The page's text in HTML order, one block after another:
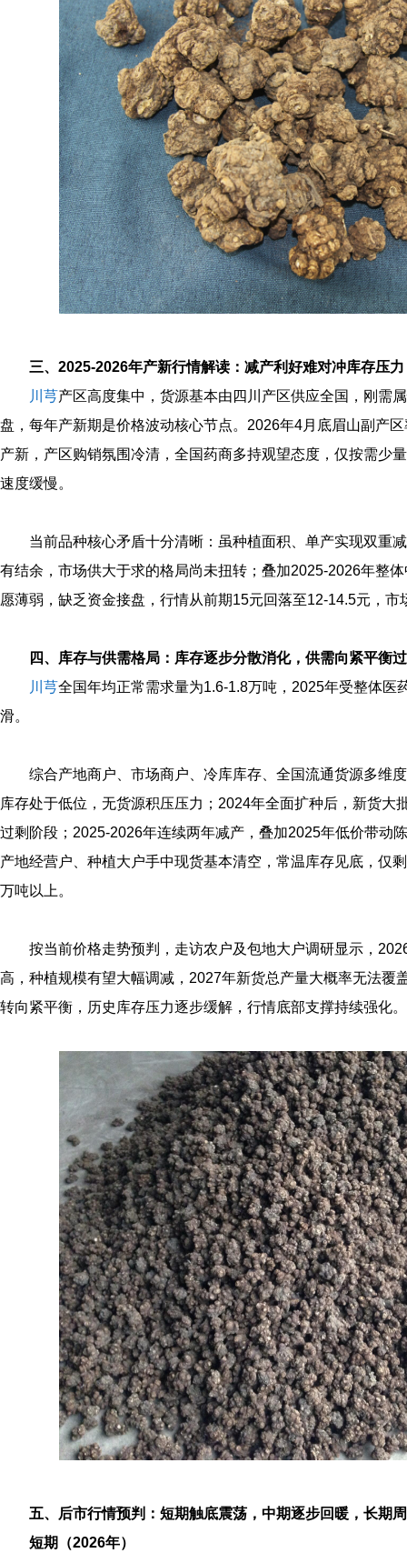
三、2025‑2026年产新行情解读：减产利好难对冲库存压
川芎产区高度集中，货源基本由四川产区供应全国，刚需
盘，每年产新期是价格波动核心节点。2026年4月底眉山副产
产新，产区购销氛围冷清，全国药商多持观望态度，仅按需少
速度缓慢。
当前品种核心矛盾十分清晰：虽种植面积、单产实现双重
有结余，市场供大于求的格局尚未扭转；叠加2025‑2026年整
愿薄弱，缺乏资金接盘，行情从前期15元回落至12‑14.5元，市
四、库存与供需格局：库存逐步分散消化，供需向紧平衡
川芎全国年均正常需求量为1.6‑1.8万吨，2025年受整体
滑。
综合产地商户、市场商户、冷库库存、全国流通货源多维
库存处于低位，无货源积压压力；2024年全面扩种后，新货大
过剩阶段；2025‑2026年连续两年减产，叠加2025年低价带动
产地经营户、种植大户手中现货基本清空，常温库存见底，仅
万吨以上。
按当前价格走势预判，走访农户及包地大户调研显示，
高，种植规模有望大幅调减，2027年新货总产量大概率无法覆
转向紧平衡，历史库存压力逐步缓解，行情底部支撑持续强化。
五、后市行情预判：短期触底震荡，中期逐步回暖，长期
短期（2026年）